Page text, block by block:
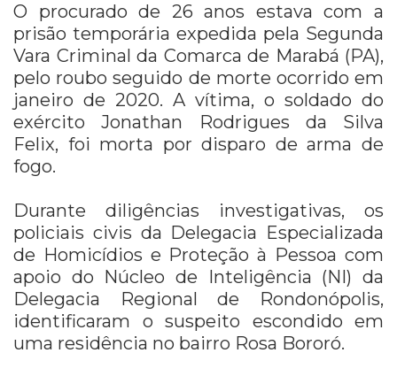
O procurado de 26 anos estava com a
prisão temporária expedida pela Segunda
Vara Criminal da Comarca de Marabá (PA),
pelo roubo seguido de morte ocorrido em
janeiro de 2020. A vítima, o soldado do
exército Jonathan Rodrigues da Silva
Felix, foi morta por disparo de arma de
fogo.
Durante diligências investigativas, os
policiais civis da Delegacia Especializada
de Homicídios e Proteção à Pessoa com
apoio do Núcleo de Inteligência (NI) da
Delegacia Regional de Rondonópolis,
identificaram o suspeito escondido em
uma residência no bairro Rosa Bororó.